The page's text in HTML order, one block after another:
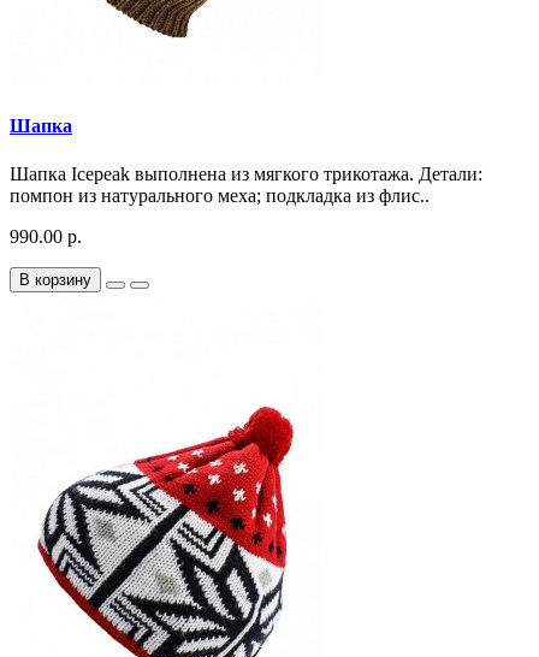
Шапка
Шапка Icepeak выполнена из мягкого трикотажа. Детали:
помпон из натурального меха; подкладка из флис..
990.00 р.
В корзину